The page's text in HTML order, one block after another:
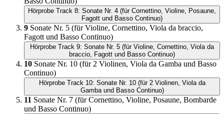
Hörprobe Track 8: Sonate Nr. 4 (für Cornettino, Violine, Posaune,
Fagott und Basso Continuo)
9 Sonate Nr. 5 (für Violine, Cornettino, Viola da braccio,
Fagott und Basso Continuo)
Hörprobe Track 9: Sonate Nr. 5 (für Violine, Cornettino, Viola da
braccio, Fagott und Basso Continuo)
10 Sonate Nr. 10 (für 2 Violinen, Viola da Gamba und Basso
Continuo)
Hörprobe Track 10: Sonate Nr. 10 (für 2 Violinen, Viola da
Gamba und Basso Continuo)
11 Sonate Nr. 7 (für Cornettino, Violine, Posaune, Bombarde
und Basso Continuo)